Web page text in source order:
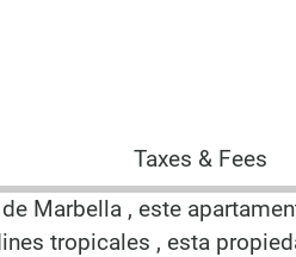
Taxes & Fees
Marbella , este
tropicales , esta